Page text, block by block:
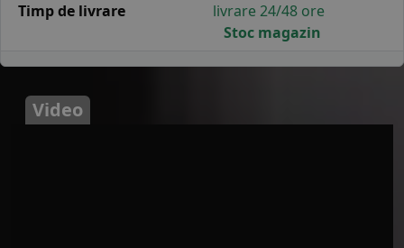
Timp de livrare
livrare 24/48 ore
Stoc magazin
Video